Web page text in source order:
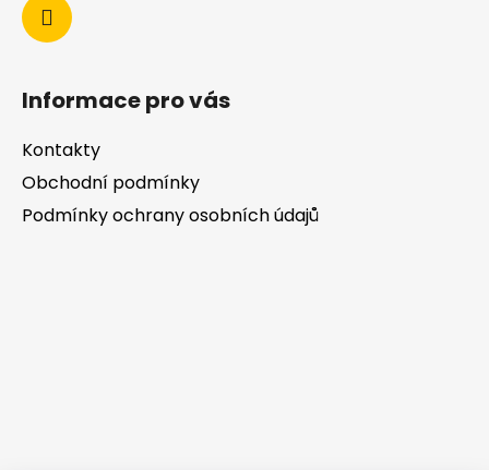
Informace pro vás
Kontakty
Obchodní podmínky
Podmínky ochrany osobních údajů